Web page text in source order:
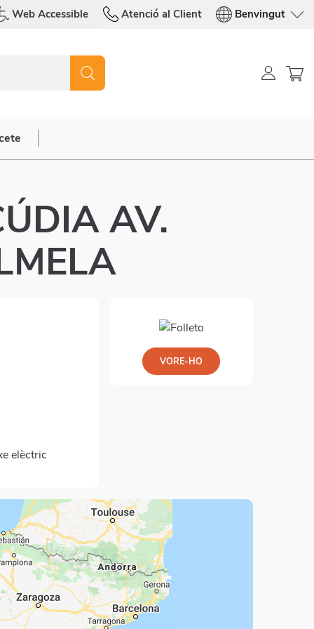
Web Accessible Atenció al Client Benvingut
AV.
elèctric
VORE-HO